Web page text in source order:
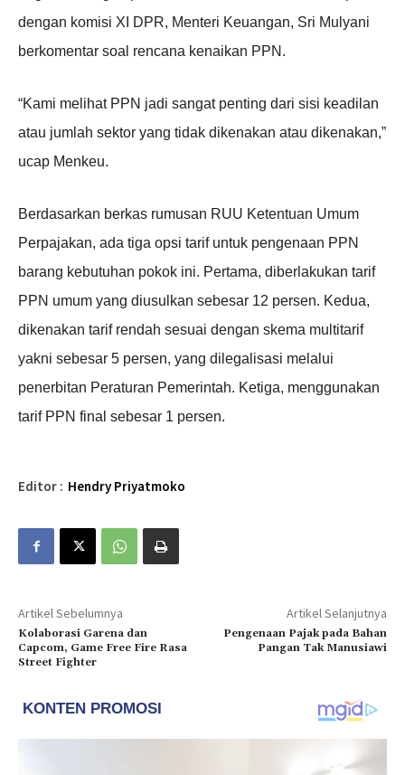
dengan komisi XI DPR, Menteri Keuangan, Sri Mulyani
berkomentar soal rencana kenaikan PPN.
“Kami melihat PPN jadi sangat penting dari sisi keadilan
atau jumlah sektor yang tidak dikenakan atau dikenakan,”
ucap Menkeu.
Berdasarkan berkas rumusan RUU Ketentuan Umum
Perpajakan, ada tiga opsi tarif untuk pengenaan PPN
barang kebutuhan pokok ini. Pertama, diberlakukan tarif
PPN umum yang diusulkan sebesar 12 persen. Kedua,
dikenakan tarif rendah sesuai dengan skema multitarif
yakni sebesar 5 persen, yang dilegalisasi melalui
penerbitan Peraturan Pemerintah. Ketiga, menggunakan
tarif PPN final sebesar 1 persen.
Editor : Hendry Priyatmoko
Artikel Sebelumnya
Kolaborasi Garena dan
Capcom, Game Free Fire Rasa
Street Fighter
Artikel Selanjutnya
Pengenaan Pajak pada Bahan
Pangan Tak Manusiawi